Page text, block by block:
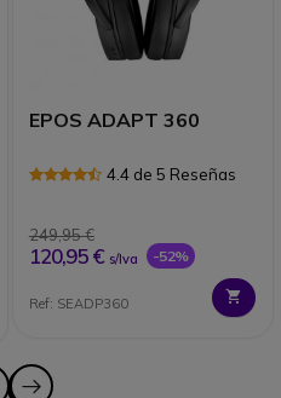
EPOS ADAPT 360
4.4 de 5 Reseñas
249,95 €
120,95 € s/Iva -52%
Ref: SEADP360